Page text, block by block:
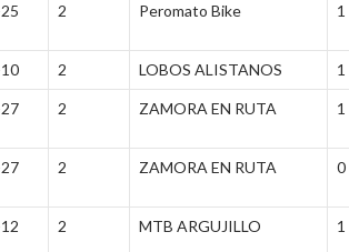
2 Peromato Bike 1
2 LOBOS ALISTANOS 1
2 ZAMORA EN RUTA 1
2 ZAMORA EN RUTA 0
2 MTB ARGUJILLO 1